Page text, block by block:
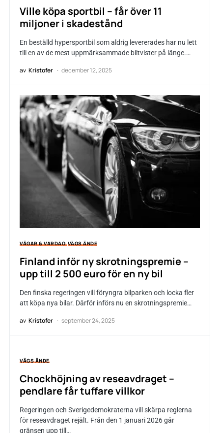
Ville köpa sportbil – får över 11
miljoner i skadestånd
En beställd hypersportbil som aldrig levererades har nu lett
till en av de mest uppmärksammade biltvister på länge.…
av Kristofer december 12, 2025
VÄGAR & VARDAG VÄGS ÄNDE
Finland inför ny skrotningspremie –
upp till 2 500 euro för en ny bil
Den finska regeringen vill föryngra bilparken och locka fler
att köpa nya bilar. Därför införs nu en skrotningspremie…
av Kristofer september 24, 2025
VÄGS ÄNDE
Chockhöjning av reseavdraget –
pendlare får tuffare villkor
Regeringen och Sverigedemokraterna vill skärpa reglerna
för reseavdraget rejält. Från den 1 januari 2026 går
gränsen upp till…